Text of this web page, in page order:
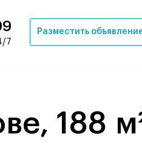
7
Разместить
188